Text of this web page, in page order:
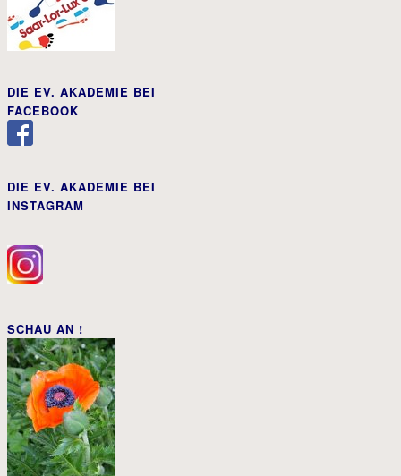
DIE EV. AKADEMIE BEI
FACEBOOK
DIE EV. AKADEMIE BEI
INSTAGRAM
SCHAU AN !